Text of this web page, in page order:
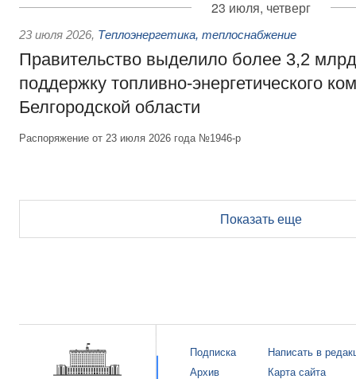
23 июля, четверг
23 июля 2026, Теплоэнергетика, теплоснабжение
Правительство выделило более 3,2
поддержку топливно-энергетического
Белгородской области
Распоряжение от 23 июля 2026 года №1946-р
Показать еще
Подписка
Архив
Написать в
Карта сайта